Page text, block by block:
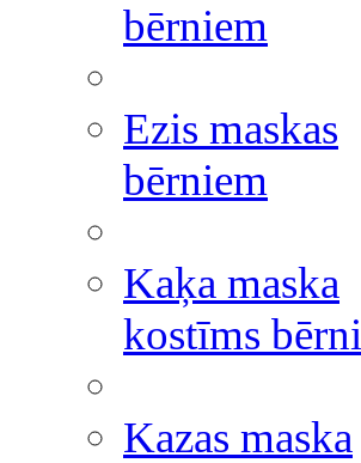
bērniem
Ezis maskas
bērniem
Kaķa maska
kostīms
Kazas maska